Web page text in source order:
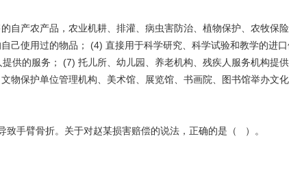
自产农产品，农业机耕、排灌、病虫害防治、植物保护、农牧
己使用过的物品； (4) 直接用于科学研究、科学试验和教学的进
供的服务； (7) 托儿所、幼儿园、养老机构、残疾人服务机构
物保护单位管理机构、美术馆、展览馆、书画院、图书馆举办
手臂骨折。关于对赵某损害赔偿的说法，正确的是（ ）。